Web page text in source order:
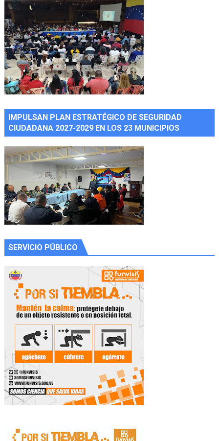
IMPULSAN PLAN ESTRATÉGICO DE SEGURIDAD
CIUDADANA 2027-2029 EN LOS 23 MUNICIPIOS
SERVICIO PÚBLICO